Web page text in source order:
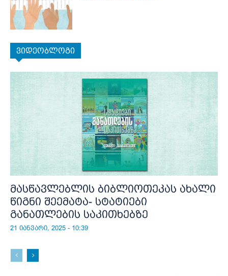
ვიდეობლოგი
მასწავლებლის ბიბლიოთეკას ახალი
წიგნი შეემატა- სტატიები
განათლების საკითხებზე
21 იანვარი, 2025 - 10:39